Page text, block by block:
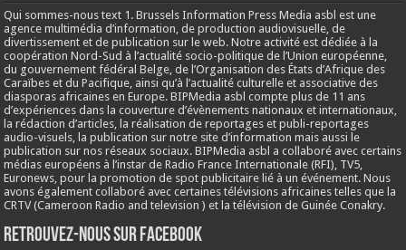
Qui sommes-nous text 1. Brussels Information Press Media asbl est une
agence multimédia d’information, de production audiovisuelle, de
divertissement et de publication sur le web. Notre activité est dédiée à la
coopération Nord-Sud à l’actualité socio-politique de l’Union européenne,
du gouvernement fédéral Belge, de l’Organisation des États d’Afrique des
Caraïbes et du Pacifique, ainsi qu’à l’actualité culturelle et associative des
diasporas africaines en Europe. BIPMedia asbl compte plus de 11 ans
d’expériences dans la couverture d’évènements nationaux et internationaux,
la rédaction d’articles, la réalisation de reportages et publi-reportages
audio-visuels, la publication sur notre site d’information mais aussi le
publication sur nos réseaux sociaux. BIPMedia asbl a collaboré avec certains
médias européens à l’instar de Radio France Internationale (RFI), TV5,
Euronews, pour la promotion de spot publicitaire lié à un événement. Nous
avons également collaboré avec certaines télévisions africaines telles que la
CRTV (Cameroon Radio and television ) et la télévision de Guinée Conakry.
Retrouvez-nous sur Facebook